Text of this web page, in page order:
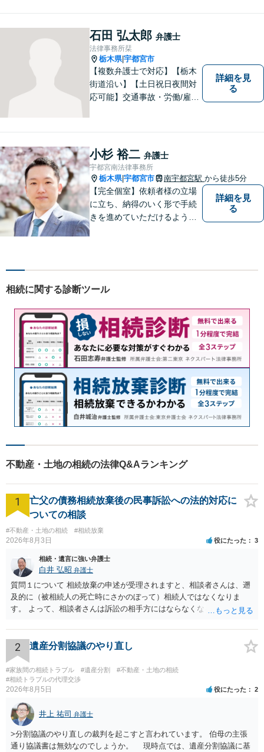
日本労働弁護団（労働者側の
弁護士団体）に所属していま
す。
石田 弘太郎 弁護士
法律事務所栞
栃木県|宇都宮市
【複数弁護士で対応】【栃木
街道沿い】【土日祝日夜間対
応可能】交通事故・労働/雇用
す。是非一度ご相談くださ
い。
詳細を見
る
小杉 裕二 弁護士
宇都宮南法律事務所
栃木県|宇都宮市 南宇都宮駅 から徒歩5分
【完全個室】依頼者様の立場
に立ち、納得のいく形で手続
きを進めていただけるよう、
識し、常に誠実で真摯な対応
宮駅5分】
詳細を見
る
相続に関する診断ツール
不動産・土地の相続の法律Q&Aランキング
1
亡父の債務相続放棄後の民事訴訟への法的対応に
ついての相談
#不動産・土地の相続 #相続放棄
2026年8月3日 役にたった 3
相続・遺言に強い弁護士
白井 弘昭 弁護士
質問１について 相続放棄の申述が受理されますと、相談者さんは、遡
及的に（被相続人の死亡時にさかのぼって）相続人ではなくなりま
す。 よって、相談者さんは訴訟の相手方にはならなくなるので（明け
理証明を家庭裁判所で取得し、コピーを答弁書に添えて裁判所に提出
してください。 質問２について 請求棄却を求める答弁書を提出すれ
ば、第１回期日は出席する必要がありません。その日は差支え（用事
があり出席できない）との記載で十分です。 質問３について 弁護士で
はないので、ｍｉｎｔｓでの提出の必要は無いと思います。郵送（期
限までに届けばよい）で十分です。 詳細は、書面記載の裁判所書記官
にお問い合わせください。 以上、ご参考まで。
2 遺産分割協議のやり直し
#家族間の相続トラブル #遺産分割
#不動産・土地の相続
#相続トラブルの代理交渉
2026年8月5日 役にたった 2
井上 祐司 弁護士
>分割協議のやり直しの裁判を起こすと言われています。 伯母の主張
通り協議書は無効なのでしょうか。 現時点では、遺産分割協議に基